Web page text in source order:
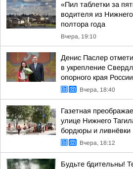
«Пил таблетки за
водителя из
полтора года
Вчера, 19:10
Денис Паслер
в укрепление
опорного края России
Вчера, 18:40
Газетная
улице Нижнего
бордюры и ливнёвки
Вчера, 18:12
Будьте бдительны!